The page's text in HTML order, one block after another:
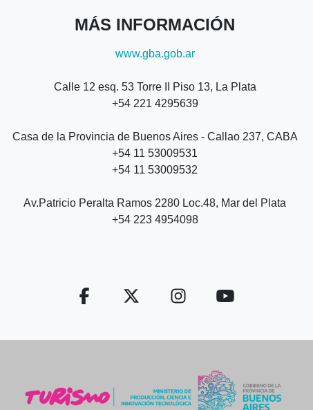
MÁS INFORMACIÓN
www.gba.gob.ar
Calle 12 esq. 53 Torre II Piso 13, La Plata
+54 221 4295639
Casa de la Provincia de Buenos Aires - Callao 237, CABA
+54 11 53009531
+54 11 53009532
Av.Patricio Peralta Ramos 2280 Loc.48, Mar del Plata
+54 223 4954098